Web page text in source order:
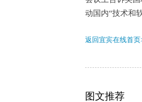
动国内“技术和
返回宜宾在线首
图文推荐